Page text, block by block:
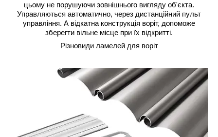
цьому не порушуючи зовнішнього вигляду об'єкта.
Управляються автоматично, через дистанційний пульт
управління. А відкатна конструкція воріт, допоможе
зберегти вільне місце при їх відкритті.
Різновиди ламелей для воріт